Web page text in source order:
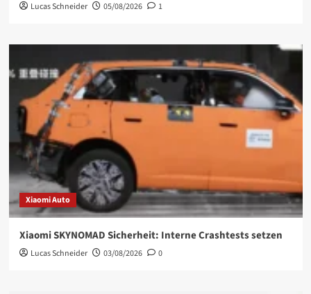
Lucas Schneider 05/08/2026 1
Xiaomi Auto
Xiaomi SKYNOMAD Sicherheit: Interne Crashtests setzen
Lucas Schneider 03/08/2026 0